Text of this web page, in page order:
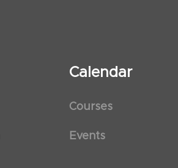
Calendar
Courses
Events